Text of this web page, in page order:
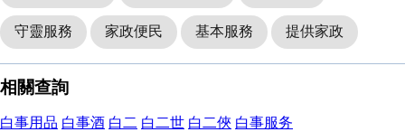
守靈服務 家政便民 基本服務 提供家政
相關查詢
白事用品 白事酒 白二 白二世 白二俠 白事服务